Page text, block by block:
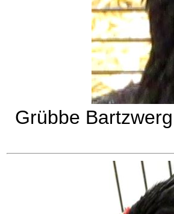
Grübbe